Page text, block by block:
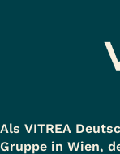
Als VITREA
Gruppe in Wien,